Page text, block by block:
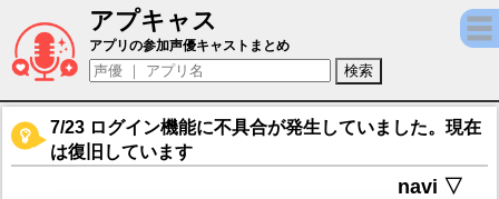
アプキャス
千早（声優：種﨑敦美)【アーテリーギア-機
アプリの参加声優キャストまとめ
7/23 ログイン機能に不具合が発生していました。現在
は復旧しています
navi ▽